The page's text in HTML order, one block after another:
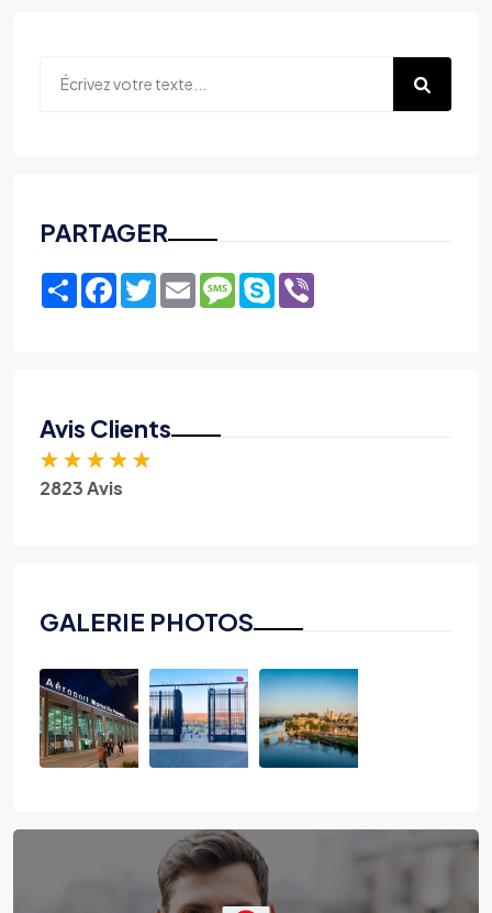
PARTAGER
ShareFacebook
TwitterEmailMessage
Skype
Avis Clients
★ ★ ★ ★ ★
2823 Avis
GALERIE PHOTOS